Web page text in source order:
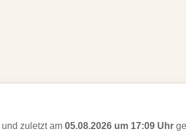
und zuletzt am 05.08.2026 um 17:09 Uhr